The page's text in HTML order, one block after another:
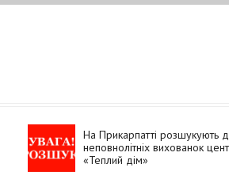
На Прикарпатті розшукують
неповнолітніх вихованок
«Теплий дім»